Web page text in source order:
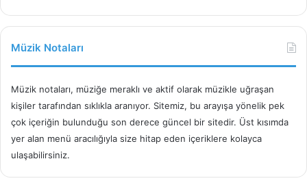
Müzik Notaları
Müzik notaları, müziğe meraklı ve aktif olarak müzikle uğraşan
kişiler tarafından sıklıkla aranıyor. Sitemiz, bu arayışa yönelik pek
çok içeriğin bulunduğu son derece güncel bir sitedir. Üst kısımda
yer alan menü aracılığıyla size hitap eden içeriklere kolayca
ulaşabilirsiniz.